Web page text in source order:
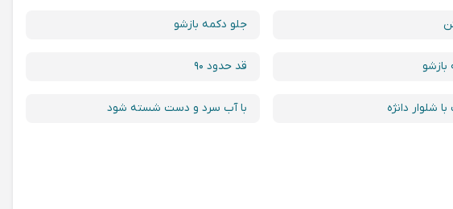
جلو دکمه بازشو
قد حدود ۹۰
شلوار دانژه با آب سرد و دست شسته شود